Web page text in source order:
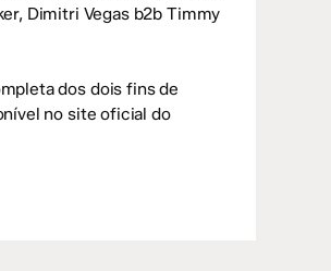
Dimitri Vegas b2b Timmy
dos dois fins de
no site oficial do